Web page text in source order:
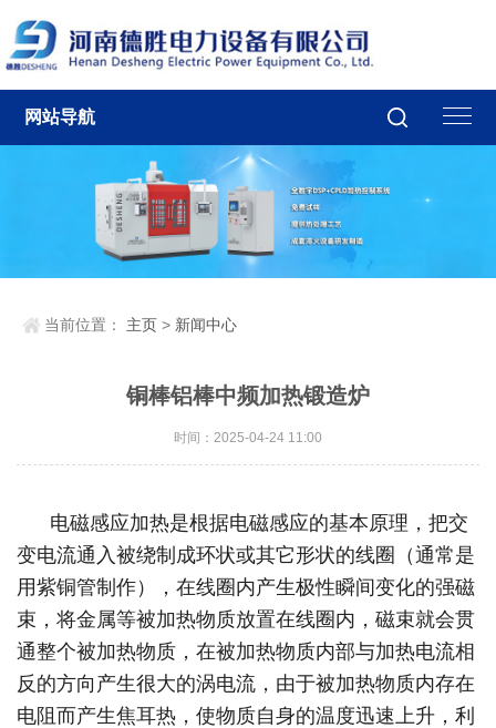
网站导航
当前位置： 主页 > 新闻中心
铜棒铝棒中频加热锻造炉
时间：2025-04-24 11:00
电磁感应加热是根据电磁感应的基本原理，把交
变电流通入被绕制成环状或其它形状的线圈（通常是
用紫铜管制作），在线圈内产生极性瞬间变化的强磁
束，将金属等被加热物质放置在线圈内，磁束就会贯
通整个被加热物质，在被加热物质内部与加热电流相
反的方向产生很大的涡电流，由于被加热物质内存在
电阻而产生焦耳热，使物质自身的温度迅速上升，利